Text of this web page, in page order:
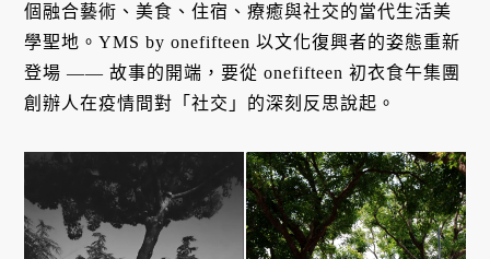
個融合藝術、美食、住宿、療癒與社交的當代生活美
學聖地。YMS by onefifteen 以文化復興者的姿態重新
登場 —— 故事的開端，要從 onefifteen 初衣食午集團
創辦人在疫情間對「社交」的深刻反思說起。